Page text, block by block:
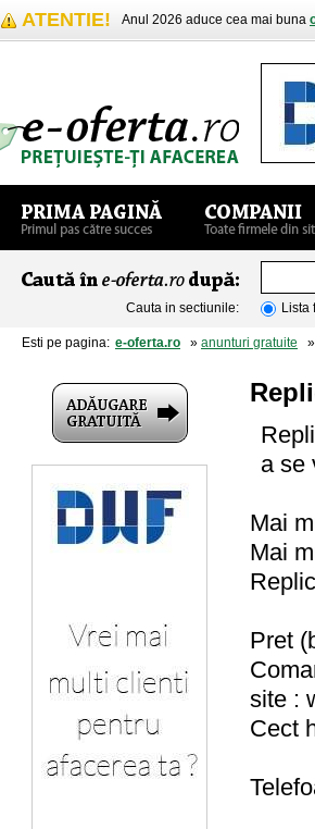
ATENTIE! Anul 2026 aduce cea mai buna
Cauta in sectiunile: Lista
Esti pe pagina: e-oferta.ro » anunturi gratuite »
a se
Mai
Mai
Pret
site :
Cect